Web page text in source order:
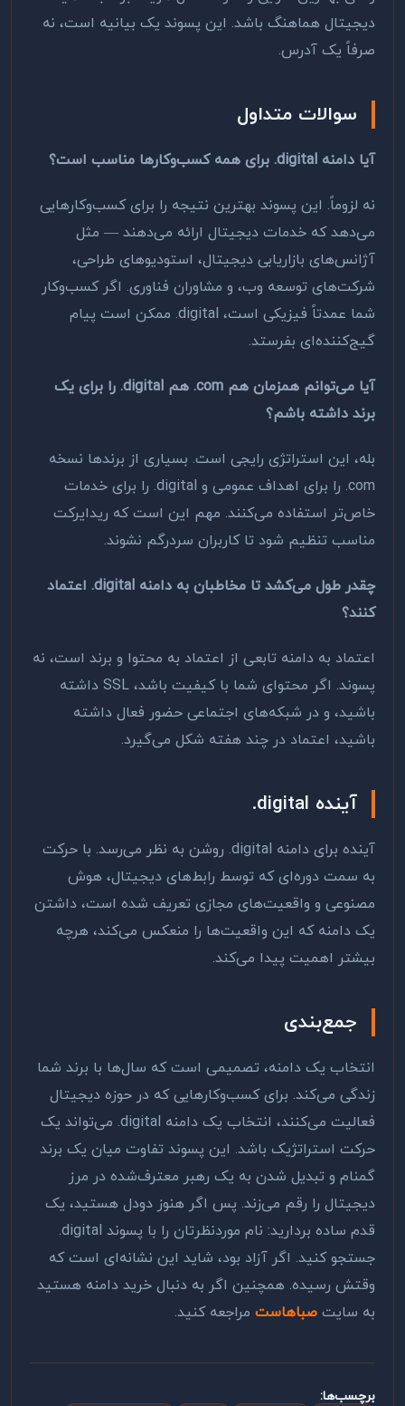
دیجیتال هماهنگ باشد. این پسوند یک بیانیه است، نه
صرفاً یک آدرس.
سوالات متداول
آیا دامنه .digital برای همه کسب‌وکارها مناسب است؟
نه لزوماً. این پسوند بهترین نتیجه را برای کسب‌وکارهایی
می‌دهد که خدمات دیجیتال ارائه می‌دهند — مثل
آژانس‌های بازاریابی دیجیتال، استودیوهای طراحی،
شرکت‌های توسعه وب، و مشاوران فناوری. اگر کسب‌وکار
شما عمدتاً فیزیکی است، .digital ممکن است پیام
گیج‌کننده‌ای بفرستد.
آیا می‌توانم همزمان هم .com هم .digital را برای یک
برند داشته باشم؟
بله، این استراتژی رایجی است. بسیاری از برندها نسخه
.com را برای اهداف عمومی و .digital را برای خدمات
خاص‌تر استفاده می‌کنند. مهم این است که ریدایرکت
مناسب تنظیم شود تا کاربران سردرگم نشوند.
چقدر طول می‌کشد تا مخاطبان به دامنه .digital اعتماد
کنند؟
اعتماد به دامنه تابعی از اعتماد به محتوا و برند است، نه
پسوند. اگر محتوای شما با کیفیت باشد، SSL داشته
باشید، و در شبکه‌های اجتماعی حضور فعال داشته
باشید، اعتماد در چند هفته شکل می‌گیرد.
آینده .digital
آینده برای دامنه .digital روشن به نظر می‌رسد. با حرکت
به سمت دوره‌ای که توسط رابط‌های دیجیتال، هوش
مصنوعی و واقعیت‌های مجازی تعریف شده است، داشتن
یک دامنه که این واقعیت‌ها را منعکس می‌کند، هرچه
بیشتر اهمیت پیدا می‌کند.
جمع‌بندی
انتخاب یک دامنه، تصمیمی است که سال‌ها با برند شما
زندگی می‌کند. برای کسب‌وکارهایی که در حوزه دیجیتال
فعالیت می‌کنند، انتخاب یک دامنه .digital می‌تواند یک
حرکت استراتژیک باشد. این پسوند تفاوت میان یک برند
گمنام و تبدیل شدن به یک رهبر معترف‌شده در مرز
دیجیتال را رقم می‌زند. پس اگر هنوز دودل هستید، یک
قدم ساده بردارید: نام موردنظرتان را با پسوند .digital
جستجو کنید. اگر آزاد بود، شاید این نشانه‌ای است که
وقتش رسیده. همچنین اگر به دنبال خرید دامنه هستید
به سایت صباهاست مراجعه کنید.
برچسب‌ها: